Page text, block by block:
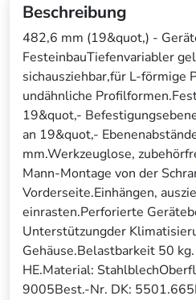
Beschreibung
482,6 mm (19&quot,) -
FesteinbauTiefenvariabler
sichausziehbar,für L-förmige
undähnliche
19&quot,-
an 19&quot,-
mm.Werkzeuglose,
Mann-Montage von der
Vorderseite.Einhängen,
einrasten.Perforierte
Unterstützungder
Gehäuse.Belastbarkeit 50
HE.Material:
9005Best.-Nr. DK: